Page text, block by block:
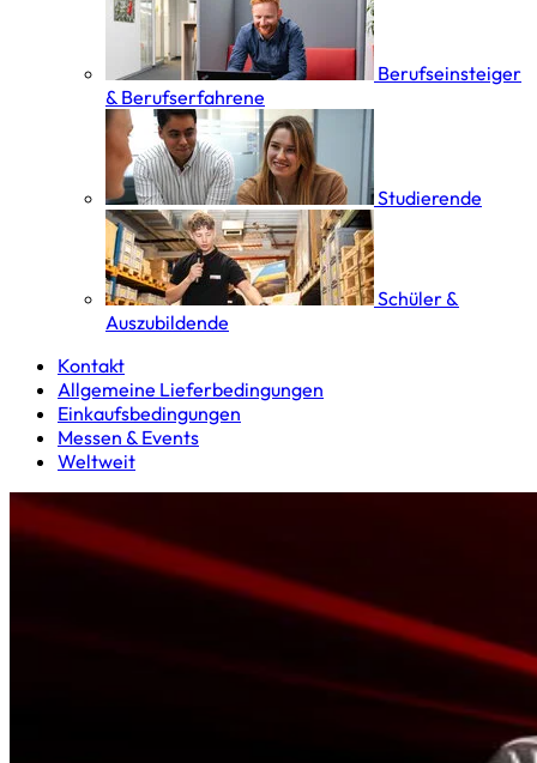
Berufseinsteiger
& Berufserfahrene
Studierende
Schüler &
Auszubildende
Kontakt
Allgemeine Lieferbedingungen
Einkaufsbedingungen
Messen & Events
Weltweit